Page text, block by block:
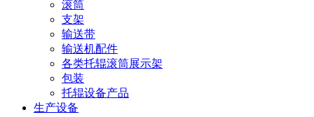
滚筒
支架
输送带
输送机配件
各类托辊滚筒展示架
包装
托辊设备产品
生产设备